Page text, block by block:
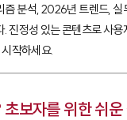
즘 분석, 2026년 트렌드, 실
. 진정성 있는 콘텐츠로 사
작하세요.
보자를 위한 쉬운